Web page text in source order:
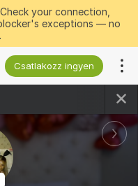
Check your connection,
exceptions — no
Csatlakozz ingyen